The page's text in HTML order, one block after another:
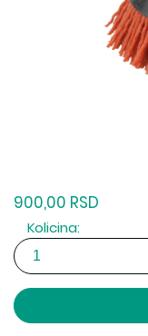
900,00 RSD
Kolicina: